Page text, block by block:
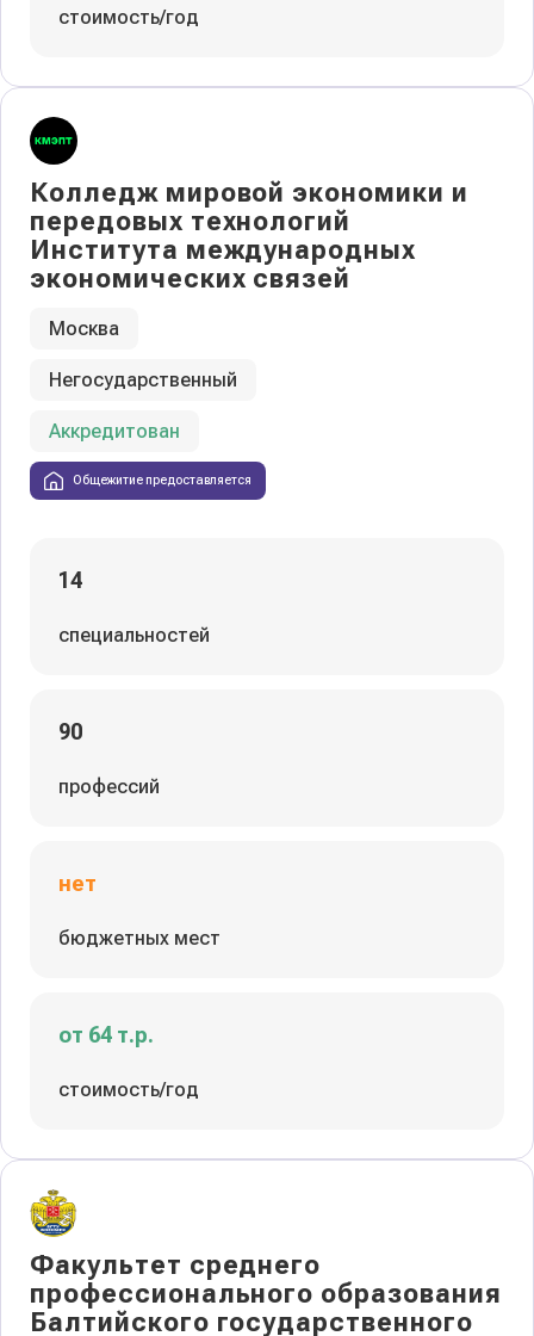
стоимость/год
Колледж мировой экономики и
передовых технологий
Института международных
экономических связей
Москва
Негосударственный
Аккредитован
Общежитие предоставляется
14
специальностей
90
профессий
нет
бюджетных мест
от 64 т.р.
стоимость/год
Факультет среднего
профессионального образования
Балтийского государственного